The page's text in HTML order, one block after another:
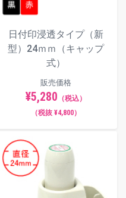
日付印浸透タイプ（新
型）24ｍｍ（キャップ
式）
販売価格
¥5,280 （税込）
（税抜 ¥4,800）